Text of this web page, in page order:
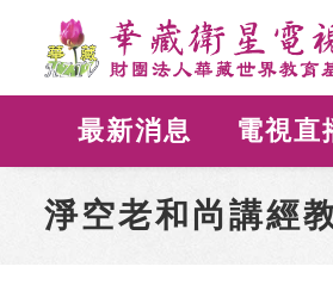
最新消息 電視直
淨空老和尚講經